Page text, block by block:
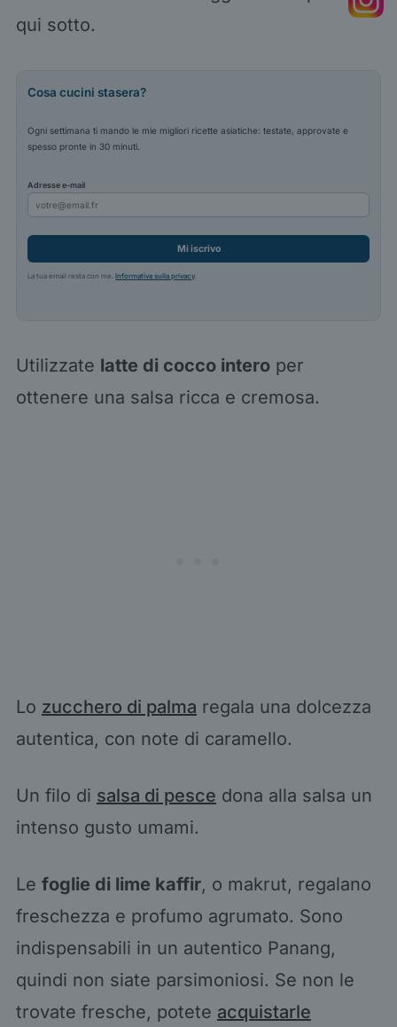
qui sotto.
Cosa cucini stasera?
Ogni settimana ti mando le mie migliori ricette asiatiche: testate, approvate e
spesso pronte in 30 minuti.
Adresse e-mail
Mi iscrivo
La tua email resta con me.Informativa sulla privacy
Utilizzate latte di cocco interoper
ottenere una salsa ricca e cremosa.
Lo zucchero di palma regala una dolcezza
autentica, con note di caramello.
Un filo di salsa di pesce dona alla salsa un
intenso gusto umami.
Le foglie di lime kaffir, o makrut, regalano
freschezza e profumo agrumato. Sono
indispensabili in un autentico Panang,
quindi non siate parsimoniosi. Se non le
trovate fresche, potete acquistarle